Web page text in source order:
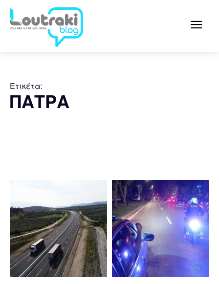
Ετικέτα:
ΠΑΤΡΑ